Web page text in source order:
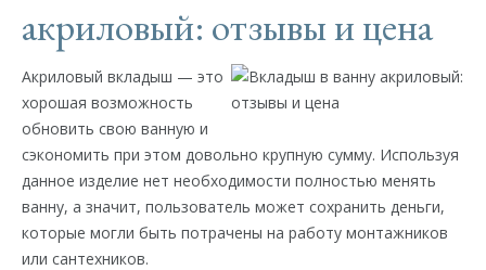
акриловый: отзывы и цена
Акриловый вкладыш — это
хорошая возможность
обновить свою ванную и
сэкономить при этом довольно крупную сумму. Используя
данное изделие нет необходимости полностью менять
ванну, а значит, пользователь может сохранить деньги,
которые могли быть потрачены на работу монтажников
или сантехников.